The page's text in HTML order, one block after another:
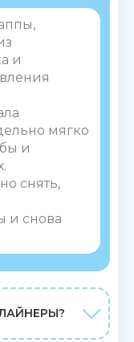
и
мягко
и
снять,
и снова